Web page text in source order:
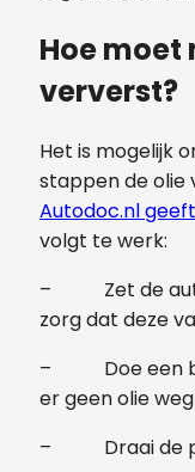
Hoe
ververst?
Het is mogelijk
stappen de olie
Autodoc.nl
volgt te werk:
– Zet de auto
zorg dat deze
– Doe een
er geen olie
– Draai de